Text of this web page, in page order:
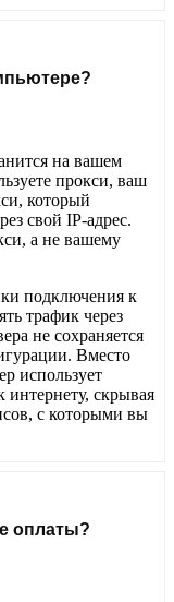
на вашем
прокси, ваш
который
свой IP-адрес.
а не вашему
подключения к
трафик через
не сохраняется
Вместо
использует
интернету, скрывая
с которыми вы
оплаты?